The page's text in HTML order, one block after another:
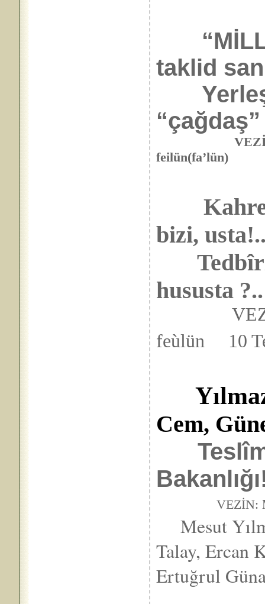
taklid
VEZİN:
feilün(fa’lün)
bizi,
hususta ?..
feùlün 10
Cem,
VEZİN:
Mesut
Talay, Ercan
Ertuğrul